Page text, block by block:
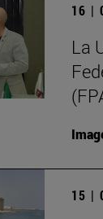
16 |
La
15 |